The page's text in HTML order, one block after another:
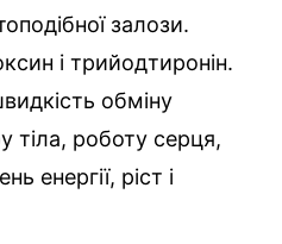
залози.
і трийодтиронін.
обміну
тіла, роботу серця,
енергії, ріст і